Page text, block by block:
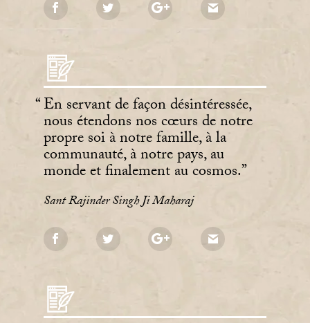
En servant de façon désintéressée,
nous étendons nos cœurs de notre
propre soi à notre famille, à la
communauté, à notre pays, au
monde et finalement au cosmos.
Sant Rajinder Singh Ji Maharaj